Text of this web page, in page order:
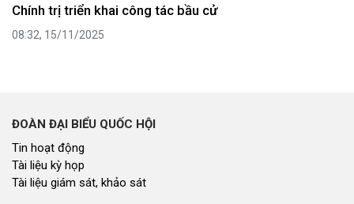
Chính trị triển khai công tác bầu cử
08:32, 15/11/2025
ĐOÀN ĐẠI BIỂU QUỐC HỘI
Tin hoạt động
Tài liệu kỳ họp
Tài liệu giám sát, khảo sát